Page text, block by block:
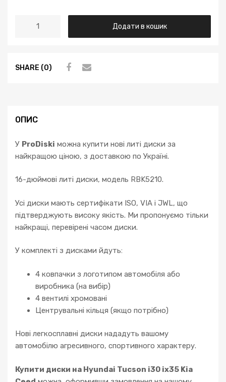
грн.5,950.00.
ціна:
грн.5,650.00.
Hyundai
i30
кількість
Додати в кошик
SHARE (0)
ОПИС
У ProDiski можна купити нові литі диски за
найкращою ціною, з доставкою по Україні.
16-дюймові литі диски, модель RBK5210.
Усі диски мають сертифікати ISO, VIA і JWL, що
підтверджують високу якість. Ми пропонуємо тільки
найкращі, перевірені часом диски.
У комплекті з дисками йдуть:
4 ковпачки з логотипом автомобіля або
виробника (на вибір)
4 вентилі хромовані
Центрувальні кільця (якщо потрібно)
Нові легкосплавні диски нададуть вашому
автомобілю агресивного, спортивного характеру.
Купити диски на Hyundai Tucson i30 ix35 Kia